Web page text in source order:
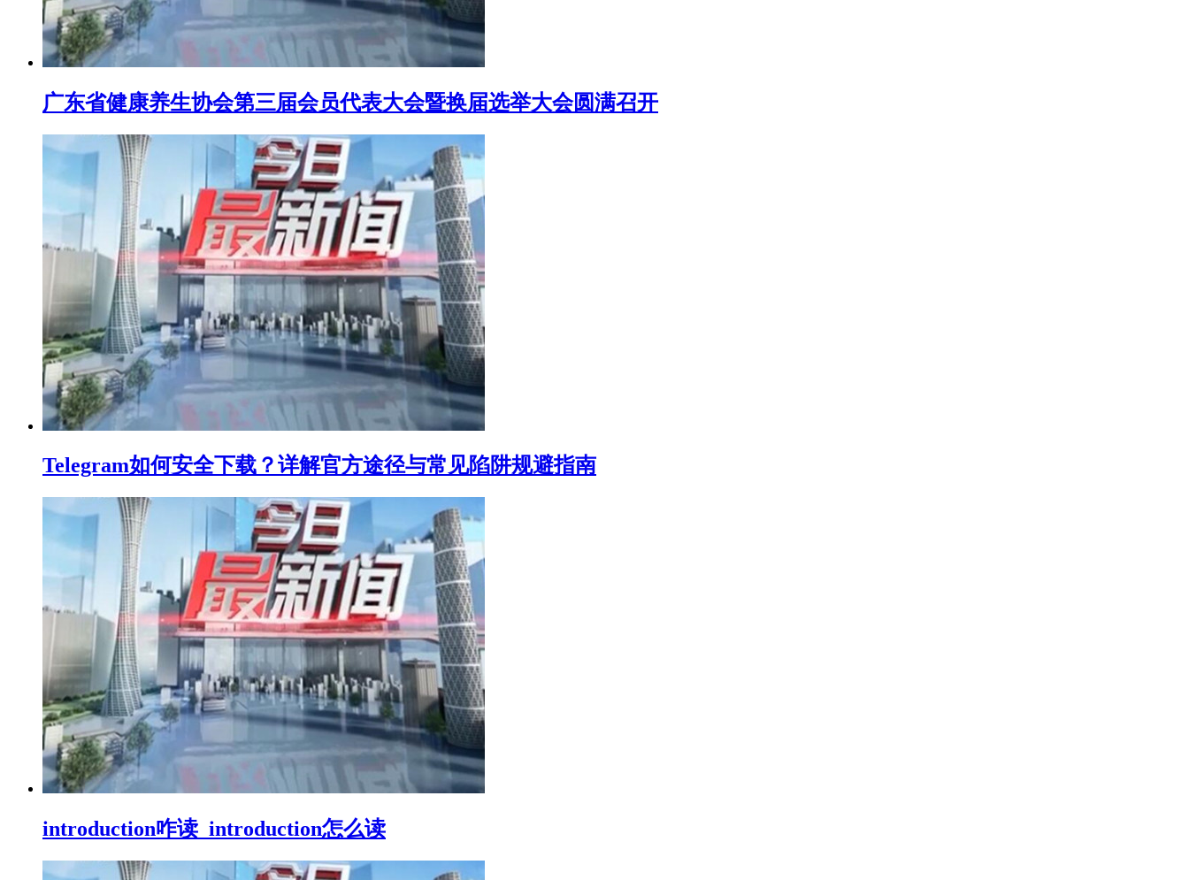
广东省健康养生协会第三届会员代表大会暨换届选举大会圆满召开
Telegram如何安全下载？详解官方途径与常见陷阱规避指南
introduction咋读_introduction怎么读